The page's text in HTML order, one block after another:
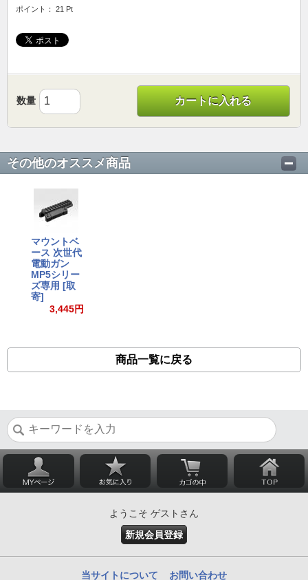
ポイント： 21 Pt
数量 カートに入れる
その他のオススメ商品
マウントベ
ース 次世代
電動ガン
MP5シリー
ズ専用 [取
寄]
3,445円
商品一覧に戻る
ようこそ ゲストさん
新規会員登録
当サイトについて お問い合わせ